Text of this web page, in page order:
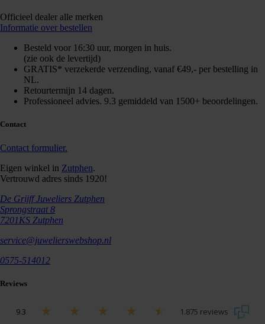
Officieel dealer alle merken
Informatie over bestellen
Besteld voor 16:30 uur, morgen in huis.
(zie ook de levertijd)
GRATIS* verzekerde verzending, vanaf €49,- per bestelling in
NL.
Retourtermijn 14 dagen.
Professioneel advies. 9.3 gemiddeld van 1500+ beoordelingen.
Contact
Contact formulier.
Eigen winkel in Zutphen.
Vertrouwd adres sinds 1920!
De Grijff Juweliers Zutphen
Sprongstraat 8
7201KS Zutphen
service@juwelierswebshop.nl
0575-514012
Reviews
9.3 1.875 reviews